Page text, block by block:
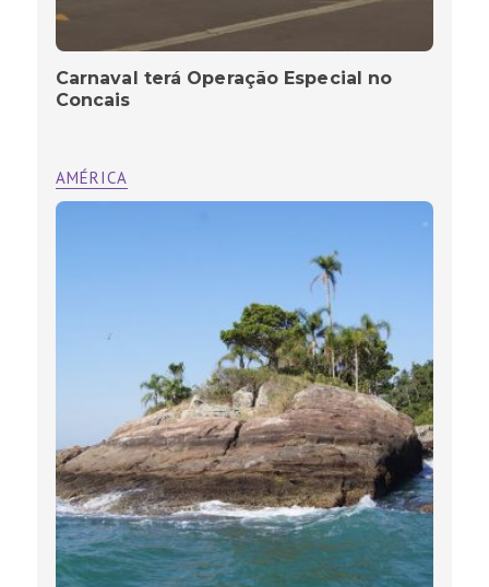
Carnaval terá Operação Especial no
Concais
AMÉRICA